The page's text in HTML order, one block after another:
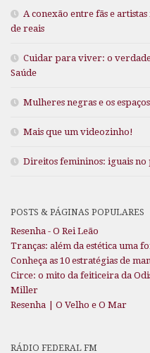
A conexão entre fãs e
de reais
Cuidar para viver: o
Saúde
Mulheres negras e os
Mais que um videozinho!
Direitos femininos: iguais no
POSTS & PÁGINAS POPULARES
Resenha - O Rei Leão
Tranças: além da estética uma
Conheça as 10 estratégias de
Circe: o mito da feiticeira da
Miller
Resenha | O Velho e O Mar
RÁDIO FEDERAL FM